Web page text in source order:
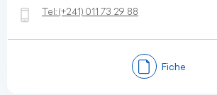
Tel:(+241) 011 73 29 88
Fiche